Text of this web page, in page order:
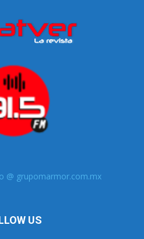
@ grupomarmor.com.mx
US